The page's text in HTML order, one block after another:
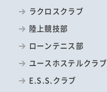
ラクロスクラブ
陸上競技部
ローンテニス部
ユースホステルクラブ
E.S.S.クラブ